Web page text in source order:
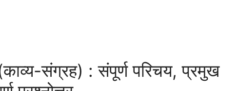
संग्रह) : संपूर्ण परिचय, प्रमुख